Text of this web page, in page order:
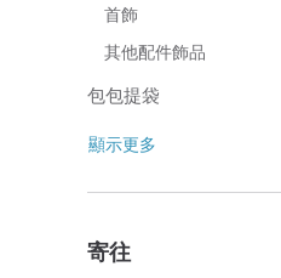
首飾
其他配件飾品
包包提袋
顯示更多
寄往